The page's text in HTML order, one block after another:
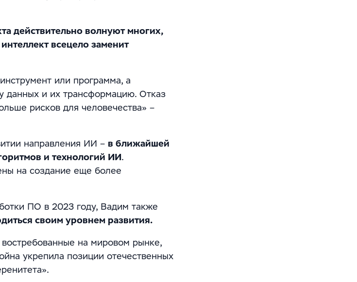
действительно волнуют многих,
всецело заменит
или программа, а
данных и их трансформацию. Отказ
рисков для человечества» –
направления ИИ – в ближайшей
и технологий ИИ.
на создание еще более
ПО в 2023 году, Вадим также
своим уровнем развития.
на мировом рынке,
укрепила позиции отечественных